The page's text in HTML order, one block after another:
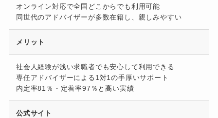
オンライン対応で全国どこからでも利用可能
同世代のアドバイザーが多数在籍し、親しみやすい
メリット
社会人経験が浅い求職者でも安心して利用できる
専任アドバイザーによる1対1の手厚いサポート
内定率81％・定着率97％と高い実績
公式サイト